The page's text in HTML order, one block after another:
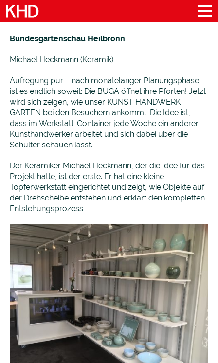
Bundesgartenschau Heilbronn
Michael Heckmann (Keramik) –
Aufregung pur – nach monatelanger Planungsphase
ist es endlich soweit: Die BUGA öffnet ihre Pforten! Jetzt
wird sich zeigen, wie unser KUNST HANDWERK
GARTEN bei den Besuchern ankommt. Die Idee ist,
dass im Werkstatt-Container jede Woche ein anderer
Kunsthandwerker arbeitet und sich dabei über die
Schulter schauen lässt.
Der Keramiker Michael Heckmann, der die Idee für das
Projekt hatte, ist der erste. Er hat eine kleine
Töpferwerkstatt eingerichtet und zeigt, wie Objekte auf
der Drehscheibe entstehen und erklärt den kompletten
Entstehungsprozess.